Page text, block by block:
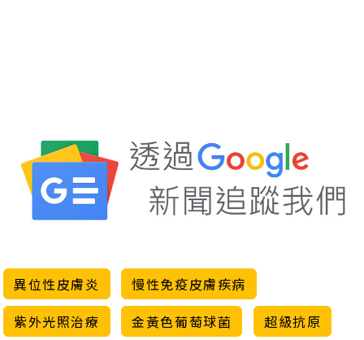
異位性皮膚炎
慢性免疫皮膚疾病
紫外光照治療
金黃色葡萄球菌
超級抗原